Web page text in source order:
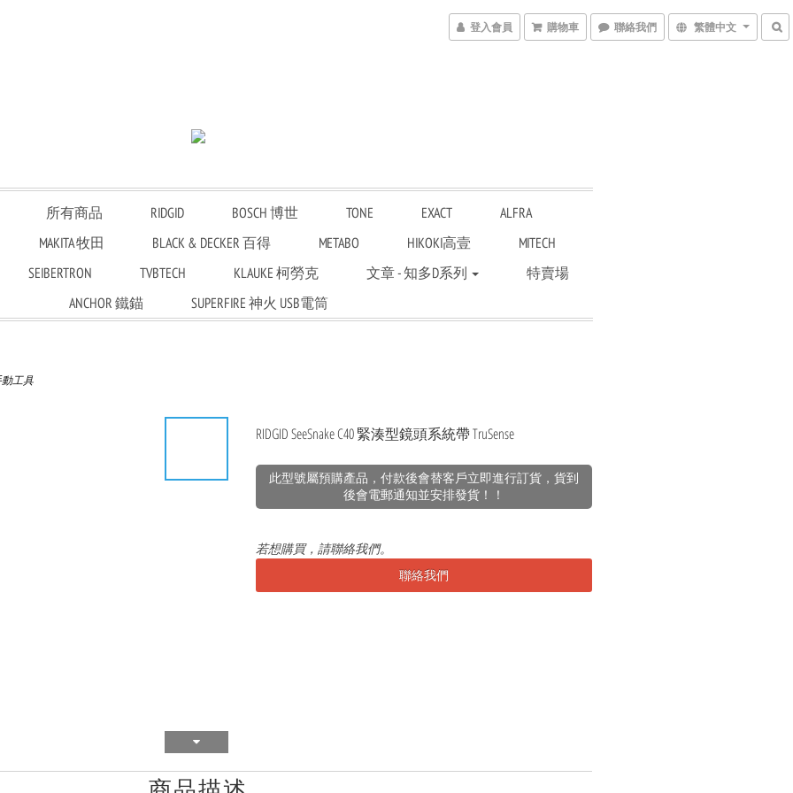
登入會員 購物車 聯絡我們 繁體中文
所有商品 RIDGID BOSCH 博世 TONE EXACT
ALFRA
MAKITA 牧田
BLACK & DECKER 百得 METABO HIKOKI高壹
MITECH
SEIBERTRON
TVBTECH KLAUKE 柯勞克 文章 - 知多D系列
特賣場
ANCHOR 鐵錨
SUPERFIRE 神火 USB電筒
工具
RIDGID SeeSnake C40 緊湊型鏡頭系統帶 TruSense
此型號屬預購產品，付款後會替客戶立即進行訂貨，貨到
後會電郵通知並安排發貨！！
若想購買，請聯絡我們。
聯絡我們